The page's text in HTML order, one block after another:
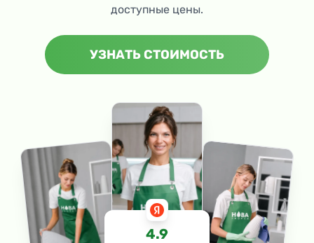
доступные цены.
УЗНАТЬ СТОИМОСТЬ
4.9